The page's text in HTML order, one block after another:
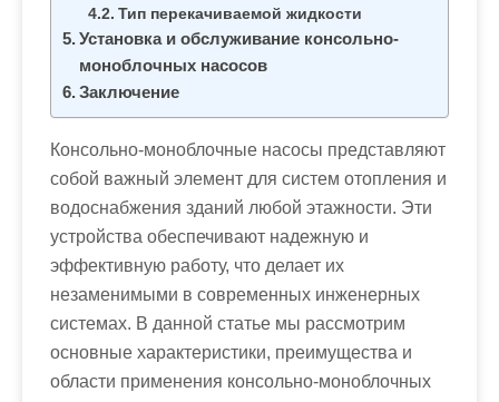
Тип перекачиваемой жидкости
Установка и обслуживание консольно-
моноблочных насосов
Заключение
Консольно-моноблочные насосы представляют
собой важный элемент для систем отопления и
водоснабжения зданий любой этажности. Эти
устройства обеспечивают надежную и
эффективную работу, что делает их
незаменимыми в современных инженерных
системах. В данной статье мы рассмотрим
основные характеристики, преимущества и
области применения консольно-моноблочных